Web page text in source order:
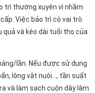
trì thường xuyên vì nhầm
Việc bảo trì có vai trò
và kéo dài tuổi thọ của
lần. Nếu được sử dụng
lông vật nuôi…, tần suất
và làm sạch cuộn dây làm